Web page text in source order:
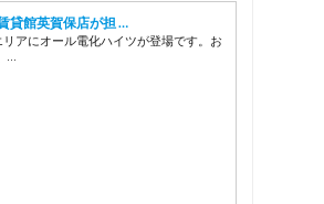
貸館英賀保店が担 …
リアにオール電化ハイツが登場です。お